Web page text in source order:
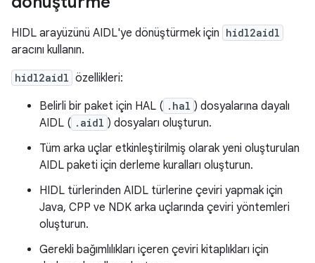
HIDL arayüzünü AIDL'ye dönüştürmek için hidl2aidl
aracını kullanın.
hidl2aidl özellikleri:
Belirli bir paket için HAL ( .hal ) dosyalarına dayalı
AIDL ( .aidl ) dosyaları oluşturun.
Tüm arka uçlar etkinleştirilmiş olarak yeni oluşturulan
AIDL paketi için derleme kuralları oluşturun.
HIDL türlerinden AIDL türlerine çeviri yapmak için
Java, CPP ve NDK arka uçlarında çeviri yöntemleri
oluşturun.
Gerekli bağımlılıkları içeren çeviri kitaplıkları için